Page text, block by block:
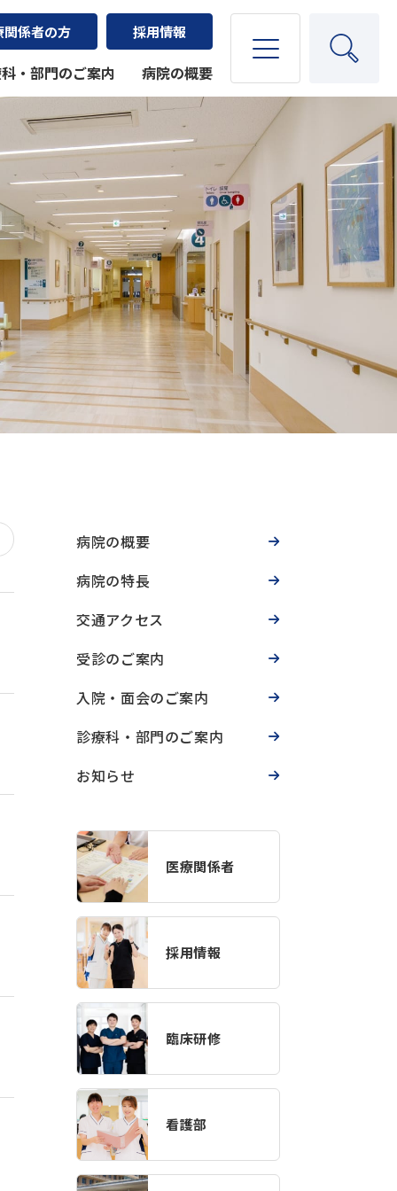
関係者の方 採用情報
・部門のご案内 病院の概要
病院の概要
病院の特長
交通アクセス
受診のご案内
入院・面会のご案内
診療科・部門のご案内
お知らせ
医療関係者
採用情報
臨床研修
看護部